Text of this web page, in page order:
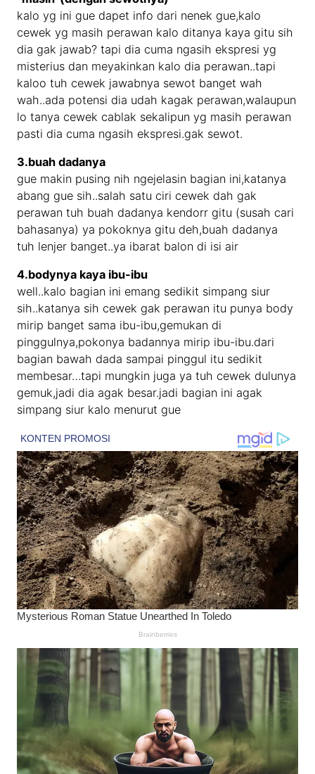
kalo yg ini gue dapet info dari nenek gue,kalo
cewek yg masih perawan kalo ditanya kaya gitu sih
dia gak jawab? tapi dia cuma ngasih ekspresi yg
misterius dan meyakinkan kalo dia perawan..tapi
kaloo tuh cewek jawabnya sewot banget wah
wah..ada potensi dia udah kagak perawan,walaupun
lo tanya cewek cablak sekalipun yg masih perawan
pasti dia cuma ngasih ekspresi.gak sewot.
3.buah dadanya
gue makin pusing nih ngejelasin bagian ini,katanya
abang gue sih..salah satu ciri cewek dah gak
perawan tuh buah dadanya kendorr gitu (susah cari
bahasanya) ya pokoknya gitu deh,buah dadanya
tuh lenjer banget..ya ibarat balon di isi air
4.bodynya kaya ibu-ibu
well..kalo bagian ini emang sedikit simpang siur
sih..katanya sih cewek gak perawan itu punya body
mirip banget sama ibu-ibu,gemukan di
pinggulnya,pokonya badannya mirip ibu-ibu.dari
bagian bawah dada sampai pinggul itu sedikit
membesar…tapi mungkin juga ya tuh cewek dulunya
gemuk,jadi dia agak besar.jadi bagian ini agak
simpang siur kalo menurut gue